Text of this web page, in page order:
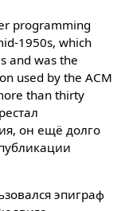
programming
1950s, which
and was the
used by the ACM
than thirty
он ещё долго
эпиграф